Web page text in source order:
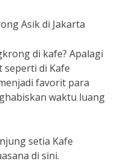
Asik di Jakarta
di kafe? Apalagi
seperti di Kafe
favorit para
waktu luang
setia Kafe
di sini.